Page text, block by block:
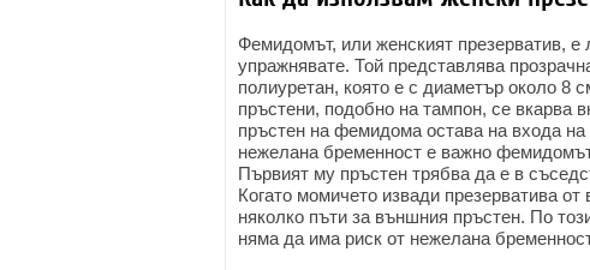
Фемидомът, или женският презерватив,
упражнявате. Той представлява
полиуретан, която е с диаметър около 8
пръстени, подобно на тампон, се вкарва
пръстен на фемидома остава на входа
нежелана бременност е важно
Първият му пръстен трябва да е в
Когато момичето извади презерватива
няколко пъти за външния пръстен. По
няма да има риск от нежелана